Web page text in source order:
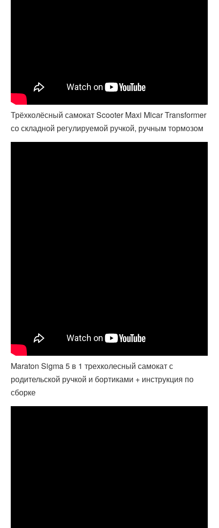
Трёхколёсный самокат Scooter Maxi Micar Transformer
со складной регулируемой ручкой, ручным тормозом
Maraton Sigma 5 в 1 трехколесный самокат с
родительской ручкой и бортиками + инструкция по
сборке